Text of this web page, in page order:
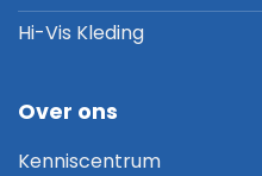
Hi-Vis Kleding
Over ons
Kenniscentrum